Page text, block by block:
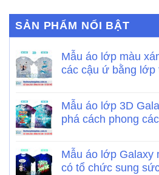
SẢN PHẨM NỔI BẬT
Mẫu áo lớp màu
các cậu ứ bằng lớp
Mẫu áo lớp 3D
phá cách phong
Mẫu áo lớp Galaxy
có tổ chức sung